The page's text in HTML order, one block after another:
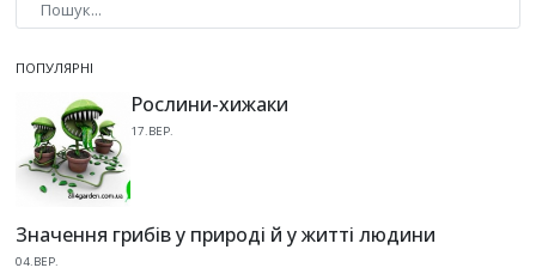
ПОПУЛЯРНІ
Рослини-хижаки
17.ВЕР.
Значення грибів у природі й у житті людини
04.ВЕР.